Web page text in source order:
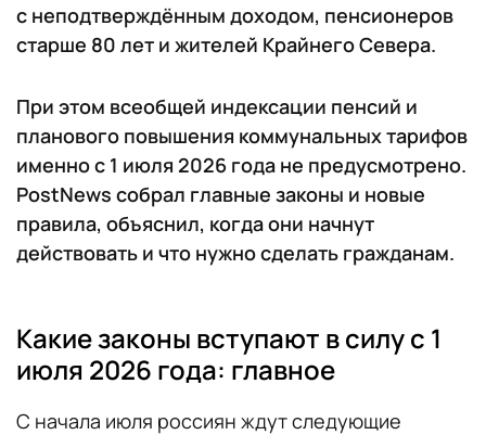
с неподтверждённым доходом, пенсионеров
старше 80 лет и жителей Крайнего Севера.
При этом всеобщей индексации пенсий и
планового повышения коммунальных тарифов
именно с 1 июля 2026 года не предусмотрено.
PostNews собрал главные законы и новые
правила, объяснил, когда они начнут
действовать и что нужно сделать гражданам.
Какие законы вступают в силу с 1
июля 2026 года: главное
С начала июля россиян ждут следующие